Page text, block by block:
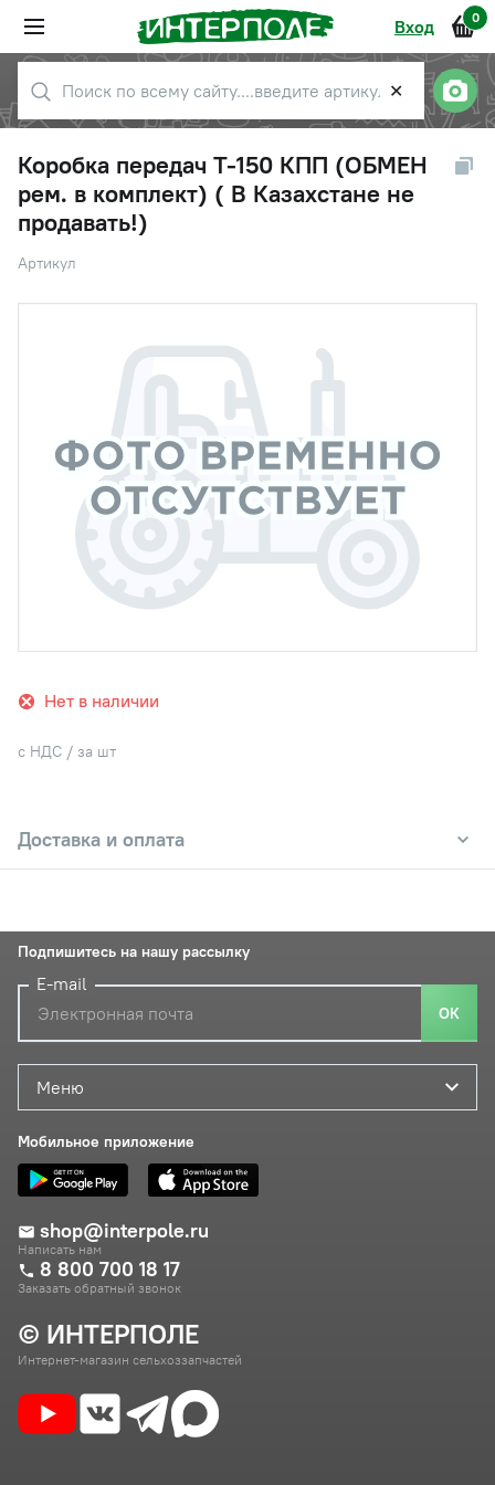
Вход 0
✕
Коробка передач Т-150 КПП (ОБМЕН
рем. в комплект) ( В Казахстане не
продавать!)
Артикул
Нет в наличии
с НДС / за шт
Доставка и оплата
© ИНТЕРПОЛЕ
Интернет-магазин сельхоззапчастей
Меню
Мобильное приложение
shop@interpole.ru
Написать нам
8 800 700 18 17
Заказать обратный звонок
Подпишитесь на нашу рассылку
E-mail
ОК